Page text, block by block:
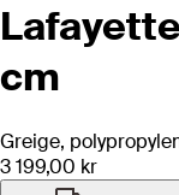
cm
Greige,
3 199,00 kr